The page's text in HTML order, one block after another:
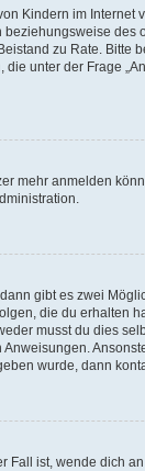
Kindern im
zu Rate. Bitte
unter der Frage
mehr anmelden
gibt es zwei
die du erhalten
musst du dies
wurde, dann
ist, wende dich